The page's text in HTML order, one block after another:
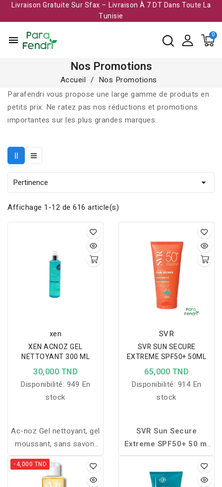
Livraison Gratuite Sur Sfax – Livraison À 7 DT Dans Toute La
Tunisie​
menu
Nos Promotions
Accueil
Nos Promotions
Parafendri vous propose une large gamme de produits en
petits prix. Ne ratez pas nos réductions et promotions
importantes sur les plus grandes marques.
Pertinence 
Affichage 1-12 de 616 article(s)
xen
XEN ACNOZ GEL
NETTOYANT 300 ML
30,000 TND
Disponibilité: 949 En
stock
Ac-noz Gel nettoyant, gel
moussant, sans savon,
pour l'hygiène des peaux
grasses et / ou à
tendance acnéiques
SVR
SVR SUN SECURE
EXTREME SPF50+ 50ML
65,000 TND
Disponibilité: 914 En
stock
SVR Sun Secure
Extreme SPF50+ 50 ml
est une protection solaire
haute tolérance
spécialement conçue
-4,000 TND